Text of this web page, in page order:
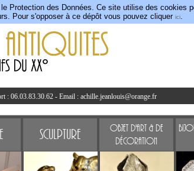
des Données. Ce site utilise des cookies
Pour s'opposer à ce dépôt vous pouvez cliquer ici.
: 06.03.83.30.62 - Email : achille.jeanlouis@orange.fr
Sculpture
Objet d'art & de
Décoration